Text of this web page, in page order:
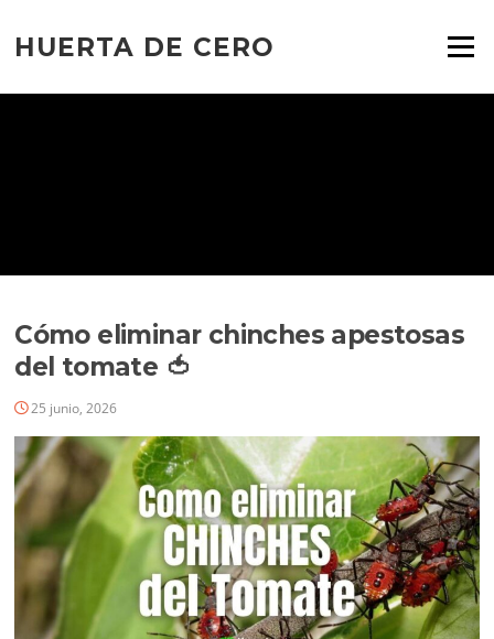
contenido
HUERTA DE CERO Menú
Cómo eliminar chinches apestosas
del tomate 🍅
25 junio, 2026